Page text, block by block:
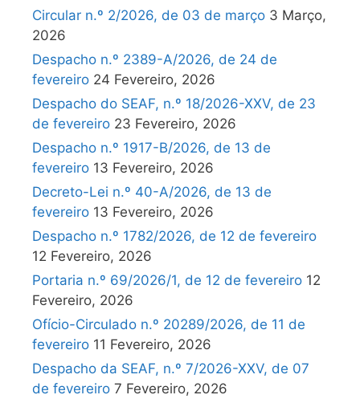
Circular n.º 2/2026, de 03 de março 3 Março,
2026
Despacho n.º 2389-A/2026, de 24 de
fevereiro 24 Fevereiro, 2026
Despacho do SEAF, n.º 18/2026-XXV, de 23
de fevereiro 23 Fevereiro, 2026
Despacho n.º 1917-B/2026, de 13 de
fevereiro 13 Fevereiro, 2026
Decreto-Lei n.º 40-A/2026, de 13 de
fevereiro 13 Fevereiro, 2026
Despacho n.º 1782/2026, de 12 de fevereiro
12 Fevereiro, 2026
Portaria n.º 69/2026/1, de 12 de fevereiro 12
Fevereiro, 2026
Ofício-Circulado n.º 20289/2026, de 11 de
fevereiro 11 Fevereiro, 2026
Despacho da SEAF, n.º 7/2026-XXV, de 07
de fevereiro 7 Fevereiro, 2026